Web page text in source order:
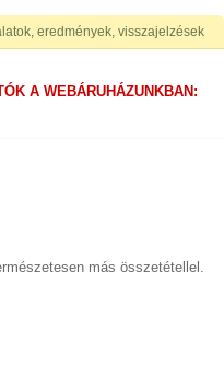
eredmények, visszajelzések
A WEBÁRUHÁZUNKBAN:
más összetétellel.